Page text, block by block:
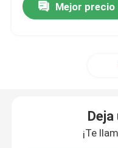
Mejor precio
Deja
¡Te